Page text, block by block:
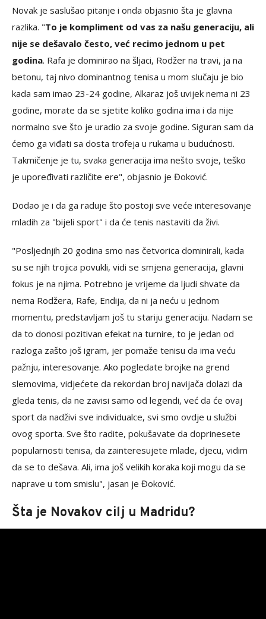
Novak je saslušao pitanje i onda objasnio šta je glavna
razlika. "To je kompliment od vas za našu generaciju, ali
nije se dešavalo često, već recimo jednom u pet
godina. Rafa je dominirao na šljaci, Rodžer na travi, ja na
betonu, taj nivo dominantnog tenisa u mom slučaju je bio
kada sam imao 23-24 godine, Alkaraz još uvijek nema ni 23
godine, morate da se sjetite koliko godina ima i da nije
normalno sve što je uradio za svoje godine. Siguran sam da
ćemo ga viđati sa dosta trofeja u rukama u budućnosti.
Takmičenje je tu, svaka generacija ima nešto svoje, teško
je upoređivati različite ere", objasnio je Đoković.
Dodao je i da ga raduje što postoji sve veće interesovanje
mladih za "bijeli sport" i da će tenis nastaviti da živi.
"Posljednjih 20 godina smo nas četvorica dominirali, kada
su se njih trojica povukli, vidi se smjena generacija, glavni
fokus je na njima. Potrebno je vrijeme da ljudi shvate da
nema Rodžera, Rafe, Endija, da ni ja neću u jednom
momentu, predstavljam još tu stariju generaciju. Nadam se
da to donosi pozitivan efekat na turnire, to je jedan od
razloga zašto još igram, jer pomaže tenisu da ima veću
pažnju, interesovanje. Ako pogledate brojke na grend
slemovima, vidjećete da rekordan broj navijača dolazi da
gleda tenis, da ne zavisi samo od legendi, već da će ovaj
sport da nadživi sve individualce, svi smo ovdje u službi
ovog sporta. Sve što radite, pokušavate da doprinesete
popularnosti tenisa, da zainteresujete mlade, djecu, vidim
da se to dešava. Ali, ima još velikih koraka koji mogu da se
naprave u tom smislu", jasan je Đoković.
Šta je Novakov cilj u Madridu?